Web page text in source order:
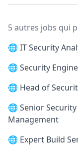
5 autres jobs qui
🌐 IT Security
🌐 Security
🌐 Head of
🌐 Senior
Management
🌐 Expert Build